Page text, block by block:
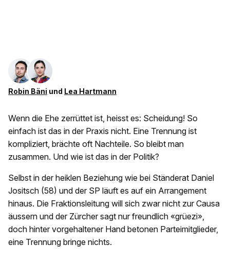
Robin Bäni und Lea Hartmann
Wenn die Ehe zerrüttet ist, heisst es: Scheidung! So
einfach ist das in der Praxis nicht. Eine Trennung ist
kompliziert, brächte oft Nachteile. So bleibt man
zusammen. Und wie ist das in der Politik?
Selbst in der heiklen Beziehung wie bei Ständerat Daniel
Jositsch (58) und der SP läuft es auf ein Arrangement
hinaus. Die Fraktionsleitung will sich zwar nicht zur Causa
äussern und der Zürcher sagt nur freundlich «grüezi»,
doch hinter vorgehaltener Hand betonen Parteimitglieder,
eine Trennung bringe nichts.